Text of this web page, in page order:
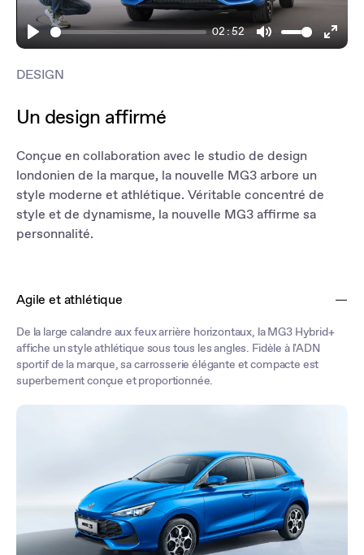
Play
02:52
Mute
Enter
DESIGN
Un design affirmé
Conçue en collaboration avec le studio de design
londonien de la marque, la nouvelle MG3 arbore un
style moderne et athlétique. Véritable concentré de
style et de dynamisme, la nouvelle MG3 affirme sa
personnalité.
Agile et athlétique
De la large calandre aux feux arrière horizontaux, la MG3 Hybrid+
affiche un style athlétique sous tous les angles. Fidèle à l'ADN
sportif de la marque, sa carrosserie élégante et compacte est
superbement conçue et proportionnée.